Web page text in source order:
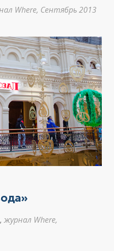
Where, Сентябрь 2013
журнал Where,